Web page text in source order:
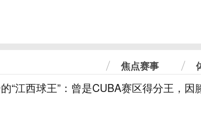
焦点赛事
“江西球王”：曾是CUBA赛区得分王，因